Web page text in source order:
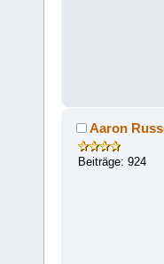
Aaron
Beiträge: 924